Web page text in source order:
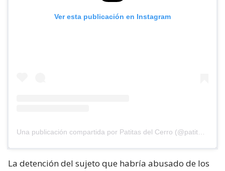
Ver esta publicación en Instagram
Una publicación compartida por Patitas del Cerro (@patitasdelcerro)
La detención del sujeto que habría abusado de los